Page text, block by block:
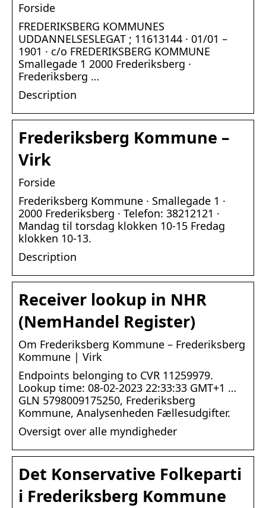
Forside
FREDERIKSBERG KOMMUNES
UDDANNELSESLEGAT ; 11613144 · 01/01 –
1901 · c/o FREDERIKSBERG KOMMUNE
Smallegade 1 2000 Frederiksberg ·
Frederiksberg …
Description
Frederiksberg Kommune –
Virk
Forside
Frederiksberg Kommune · Smallegade 1 ·
2000 Frederiksberg · Telefon: 38212121 ·
Mandag til torsdag klokken 10-15 Fredag
klokken 10-13.
Description
Receiver lookup in NHR
(NemHandel Register)
Om Frederiksberg Kommune – Frederiksberg
Kommune | Virk
Endpoints belonging to CVR 11259979.
Lookup time: 08-02-2023 22:33:33 GMT+1 …
GLN 5798009175250, Frederiksberg
Kommune, Analysenheden Fællesudgifter.
Oversigt over alle myndigheder
Det Konservative Folkeparti
i Frederiksberg Kommune